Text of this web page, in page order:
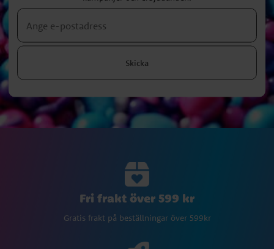
Skicka
Fri frakt över 599 kr
Gratis frakt på beställningar över 599kr